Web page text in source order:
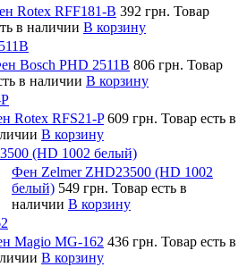
Rotex RFF181-B 392 грн. Товар
в наличии В корзину
Bosch PHD 2511B 806 грн. Товар
в наличии В корзину
Rotex RFS21-P 609 грн. Товар есть в
В корзину
(HD 1002 белый)
Фен Zelmer ZHD23500 (HD 1002
белый) 549 грн. Товар есть в
наличии В корзину
Magio MG-162 436 грн. Товар есть в
В корзину